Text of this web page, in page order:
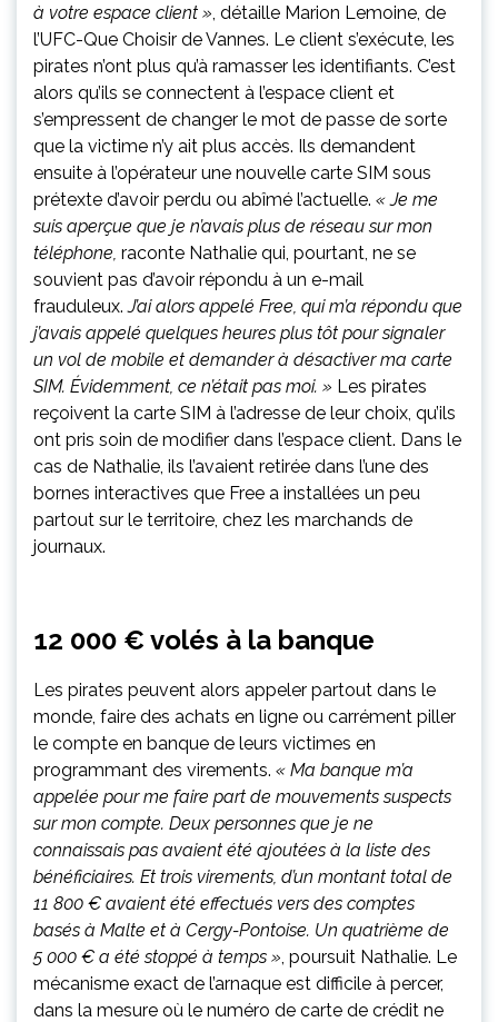
à votre espace client », détaille Marion Lemoine, de
l’UFC-Que Choisir de Vannes. Le client s’exécute, les
pirates n’ont plus qu’à ramasser les identifiants. C’est
alors qu’ils se connectent à l’espace client et
s’empressent de changer le mot de passe de sorte
que la victime n’y ait plus accès. Ils demandent
ensuite à l’opérateur une nouvelle carte SIM sous
prétexte d’avoir perdu ou abîmé l’actuelle. « Je me
suis aperçue que je n’avais plus de réseau sur mon
téléphone, raconte Nathalie qui, pourtant, ne se
souvient pas d’avoir répondu à un e-mail
frauduleux.J’ai alors appelé Free, qui m’a répondu que
j’avais appelé quelques heures plus tôt pour signaler
un vol de mobile et demander à désactiver ma carte
SIM. Évidemment, ce n’était pas moi. » Les pirates
reçoivent la carte SIM à l’adresse de leur choix, qu’ils
ont pris soin de modifier dans l’espace client. Dans le
cas de Nathalie, ils l’avaient retirée dans l’une des
bornes interactives que Free a installées un peu
partout sur le territoire, chez les marchands de
journaux.
12 000 € volés à la banque
Les pirates peuvent alors appeler partout dans le
monde, faire des achats en ligne ou carrément piller
le compte en banque de leurs victimes en
programmant des virements. « Ma banque m’a
appelée pour me faire part de mouvements suspects
sur mon compte. Deux personnes que je ne
connaissais pas avaient été ajoutées à la liste des
bénéficiaires. Et trois virements, d’un montant total de
11 800 € avaient été effectués vers des comptes
basés à Malte et à Cergy-Pontoise. Un quatrième de
5 000 € a été stoppé à temps », poursuit Nathalie. Le
mécanisme exact de l’arnaque est difficile à percer,
dans la mesure où le numéro de carte de crédit ne